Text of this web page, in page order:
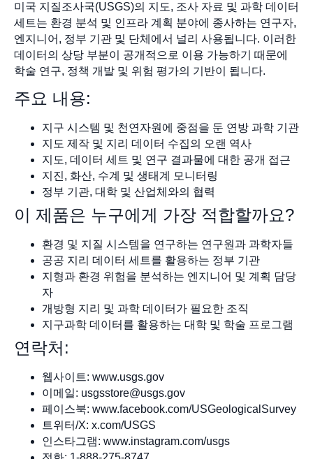
미국 지질조사국(USGS)의 지도, 조사 자료 및 과학 데이터
세트는 환경 분석 및 인프라 계획 분야에 종사하는 연구자,
엔지니어, 정부 기관 및 단체에서 널리 사용됩니다. 이러한
데이터의 상당 부분이 공개적으로 이용 가능하기 때문에
학술 연구, 정책 개발 및 위험 평가의 기반이 됩니다.
주요 내용:
지구 시스템 및 천연자원에 중점을 둔 연방 과학 기관
지도 제작 및 지리 데이터 수집의 오랜 역사
지도, 데이터 세트 및 연구 결과물에 대한 공개 접근
지진, 화산, 수계 및 생태계 모니터링
정부 기관, 대학 및 산업체와의 협력
이 제품은 누구에게 가장 적합할까요?
환경 및 지질 시스템을 연구하는 연구원과 과학자들
공공 지리 데이터 세트를 활용하는 정부 기관
지형과 환경 위험을 분석하는 엔지니어 및 계획 담당
자
개방형 지리 및 과학 데이터가 필요한 조직
지구과학 데이터를 활용하는 대학 및 학술 프로그램
연락처:
웹사이트: www.usgs.gov
이메일: usgsstore@usgs.gov
페이스북: www.facebook.com/USGeologicalSurvey
트위터/X: x.com/USGS
인스타그램: www.instagram.com/usgs